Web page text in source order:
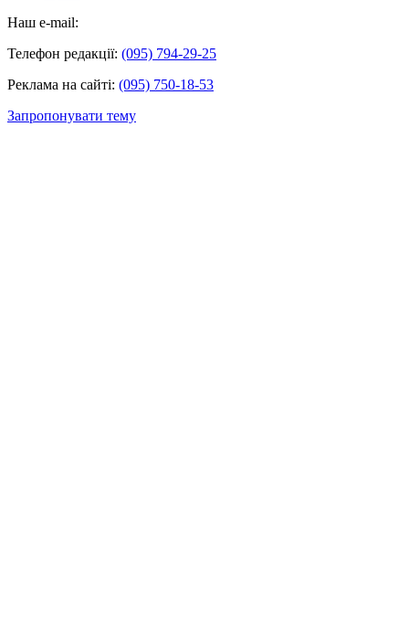
Наш e-mail:
Телефон редакції: (095) 794-29-25
Реклама на сайті: (095) 750-18-53
Запропонувати тему